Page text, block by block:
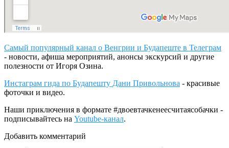
Самый популярный канал о Венгрии и Будапеште в Телеграм
- новости, афиша мероприятий, анонсы экскурсий и другие
полезности от Игоря Озина.
Инстаграм гида по Будапешту Дани Привольнова - красивые
фоточки и видео.
Наши приключения в формате #двоевтачкенеесчитаясобачки -
подписывайтесь на Youtube-канал.
Добавить комментарий